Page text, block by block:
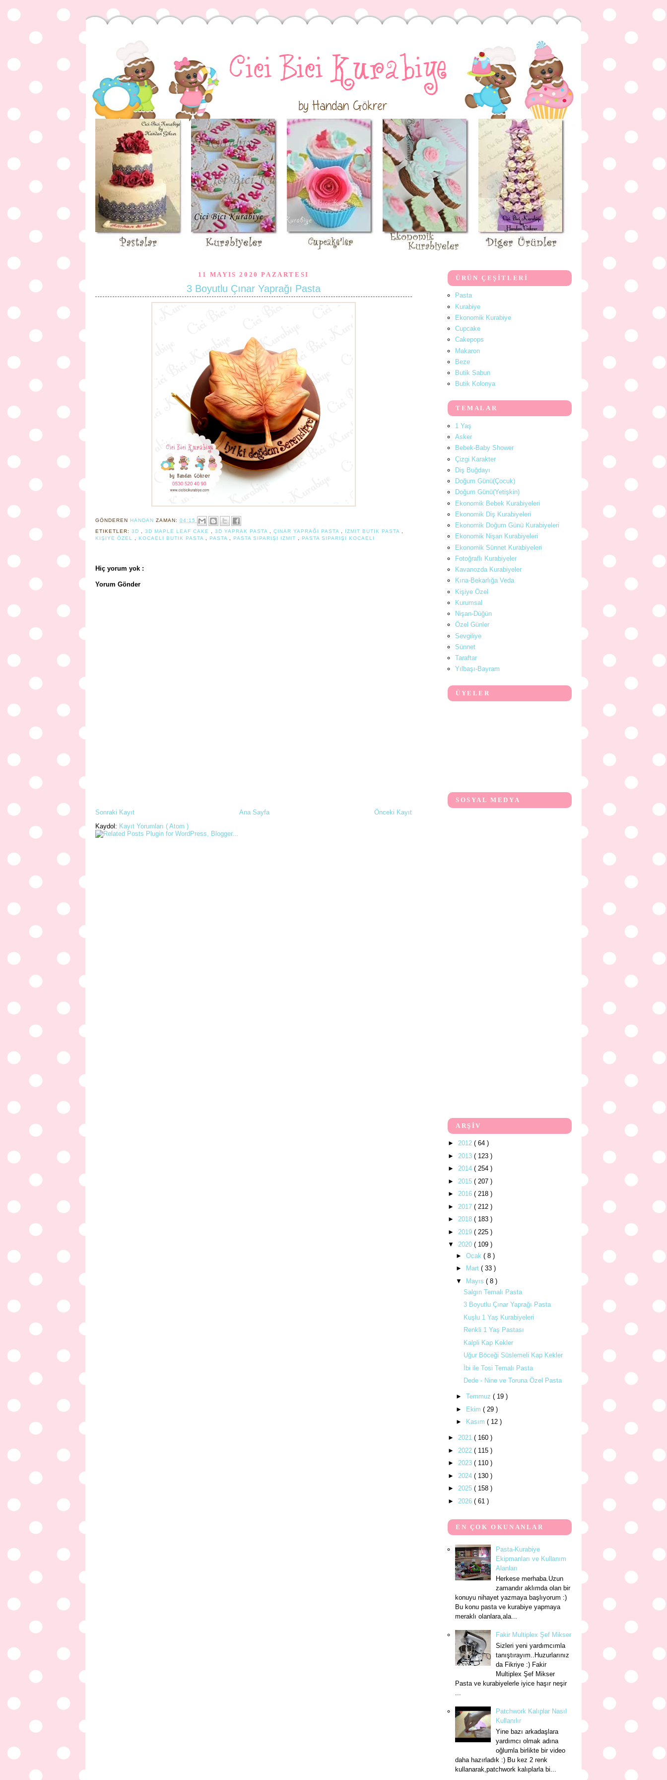
11 MAYIS 2020 PAZARTESI
3 Boyutlu Çınar Yaprağı Pasta
GÖNDEREN HANDAN ZAMAN: 04:15
ETIKETLER: 3D 3D MAPLE LEAF CAKE 3D YAPRAK PASTA ÇINAR YAPRAĞI PASTA IZMIT BUTIK PASTA
KIŞIYE ÖZEL
KOCAELI BUTIK PASTA PASTA PASTA SIPARIŞI IZMIT PASTA SIPARIŞI KOCAELI
Hiç yorum yok :
Yorum Gönder
Sonraki Kayıt Önceki Kayıt
Ana Sayfa
Kaydol: Kayıt Yorumları ( Atom )
ÜRÜN ÇEŞİTLERİ
Pasta
Kurabiye
Ekonomik Kurabiye
Cupcake
Cakepops
Makaron
Beze
Butik Sabun
Butik Kolonya
TEMALAR
1 Yaş
Asker
Bebek-Baby Shower
Çizgi Karakter
Diş Buğdayı
Doğum Günü(Çocuk)
Doğum Günü(Yetişkin)
Ekonomik Bebek Kurabiyeleri
Ekonomik Diş Kurabiyeleri
Ekonomik Doğum Günü Kurabiyeleri
Ekonomik Nişan Kurabiyeleri
Ekonomik Sünnet Kurabiyeleri
Fotoğraflı Kurabiyeler
Kavanozda Kurabiyeler
Kına-Bekarlığa Veda
Kişiye Özel
Kurumsal
Nişan-Düğün
Özel Günler
Sevgiliye
Sünnet
Taraftar
Yılbaşı-Bayram
ÜYELER
SOSYAL MEDYA
ARŞİV
► 2012 ( 64 )
► 2013 ( 123 )
► 2014 ( 254 )
► 2015 ( 207 )
► 2016 ( 218 )
► 2017 ( 212 )
► 2018 ( 183 )
► 2019 ( 225 )
▼ 2020 ( 109 )
► Ocak ( 8 )
►
Mart ( 33 )
▼ Mayıs ( 8 )
Salgın Temalı Pasta
3 Boyutlu Çınar Yaprağı Pasta
Kuşlu 1 Yaş Kurabiyeleri
Renkli 1 Yaş Pastası
Kalpli Kap Kekler
Uğur Böceği Süslemeli Kap Kekler
İbi ile Tosi Temalı Pasta
Dede - Nine ve Toruna Özel Pasta
► Temmuz ( 19 )
►
Ekim ( 29 )
►
Kasım ( 12 )
► 2021 ( 160 )
► 2022 ( 115 )
► 2023 ( 110 )
► 2024 ( 130 )
► 2025 ( 158 )
► 2026 ( 61 )
EN ÇOK OKUNANLAR
Pasta-Kurabiye
Ekipmanları ve Kullanım
Alanları
Herkese merhaba.Uzun
zamandır aklımda olan bir
konuyu nihayet yazmaya başlıyorum :)
Bu konu pasta ve kurabiye yapmaya
meraklı olanlara,ala...
Fakir Multiplex Şef Mikser
Sizleri yeni yardımcımla
tanıştırayım..Huzurlarınız
da Fikriye :) Fakir
Multiplex Şef Mikser
Pasta ve kurabiyelerle iyice haşır neşir
Patchwork Kalıplar Nasıl
Kullanılır
Yine bazı arkadaşlara
yardımcı olmak adına
oğlumla birlikte bir video
daha hazırladık :) Bu kez 2 renk
kullanarak,patchwork kalıplarla bi...